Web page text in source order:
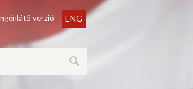
verzió ENG